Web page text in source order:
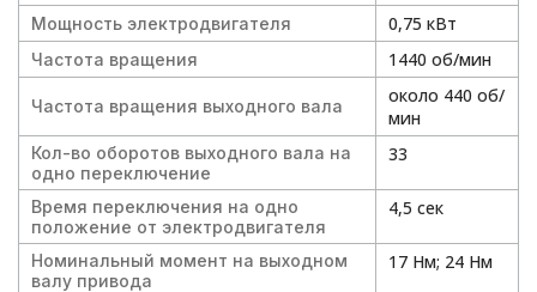
Мощность электродвигателя 0,75 кВт
Частота вращения 1440 об/мин
Частота вращения выходного вала
около 440 об/
мин
Кол-во оборотов выходного вала на
одно переключение
33
Время переключения на одно
положение от электродвигателя
4,5 сек
Номинальный момент на выходном
валу привода
17 Нм; 24 Нм